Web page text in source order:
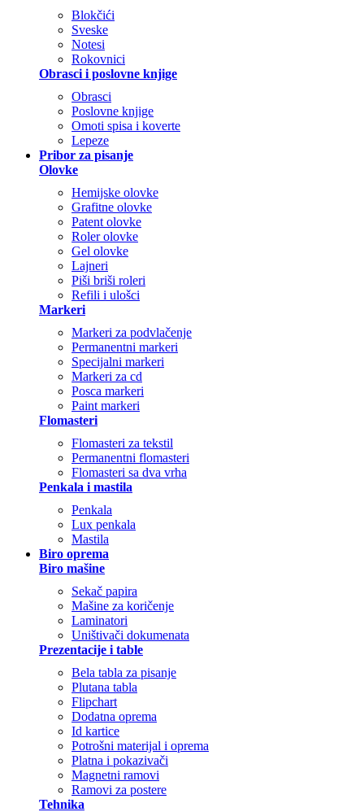
Blokčići
Sveske
Notesi
Rokovnici
Obrasci i poslovne knjige
Obrasci
Poslovne knjige
Omoti spisa i koverte
Lepeze
Pribor za pisanje
Olovke
Hemijske olovke
Grafitne olovke
Patent olovke
Roler olovke
Gel olovke
Lajneri
Piši briši roleri
Refili i ulošci
Markeri
Markeri za podvlačenje
Permanentni markeri
Specijalni markeri
Markeri za cd
Posca markeri
Paint markeri
Flomasteri
Flomasteri za tekstil
Permanentni flomasteri
Flomasteri sa dva vrha
Penkala i mastila
Penkala
Lux penkala
Mastila
Biro oprema
Biro mašine
Sekač papira
Mašine za koričenje
Laminatori
Uništivači dokumenata
Prezentacije i table
Bela tabla za pisanje
Plutana tabla
Flipchart
Dodatna oprema
Id kartice
Potrošni materijal i oprema
Platna i pokazivači
Magnetni ramovi
Ramovi za postere
Tehnika